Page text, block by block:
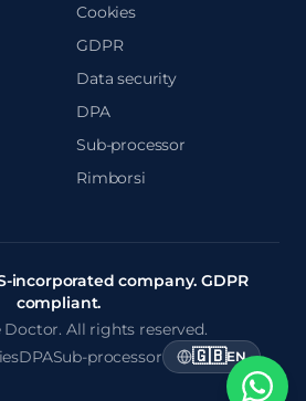
Cookies
GDPR
Data security
DPA
Sub-processor
Rimborsi
incorporated company. GDPR
compliant.
All rights reserved.
DPASub-processor 🇬🇧EN